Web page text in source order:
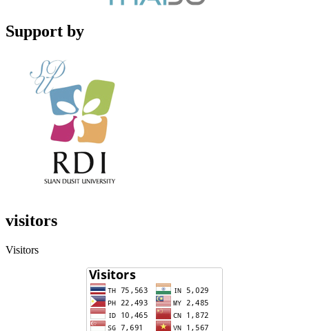
Support by
visitors
Visitors